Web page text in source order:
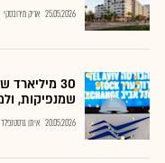
25.05.2026 אריק מירובסקי
30
שמנפיקות,
20.05.2026 איתן גרסטנפלד